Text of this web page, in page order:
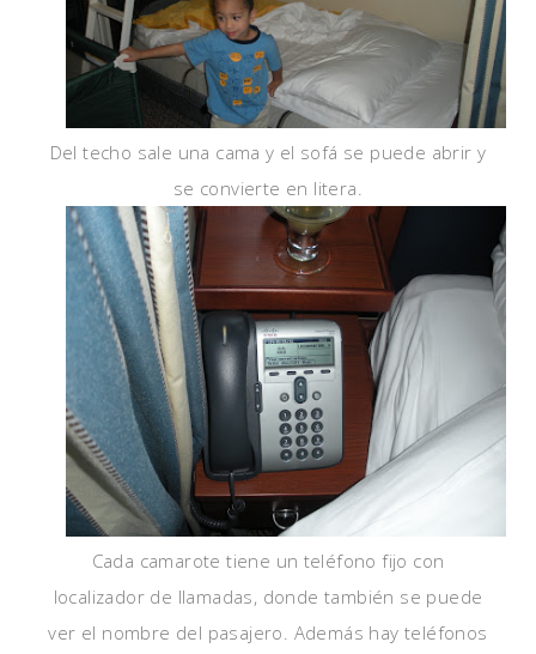
Del techo sale una cama y el sofá se puede abrir y
se convierte en litera.
Cada camarote tiene un teléfono fijo con
localizador de llamadas, donde también se puede
ver el nombre del pasajero. Además hay teléfonos